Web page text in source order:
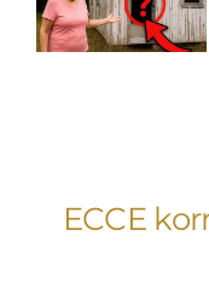
ECCE